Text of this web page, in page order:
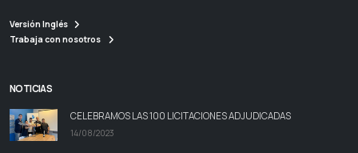
Versión Inglés
Trabaja con nosotros
NOTICIAS
CELEBRAMOS LAS 100 LICITACIONES ADJUDICADAS
14/08/2023